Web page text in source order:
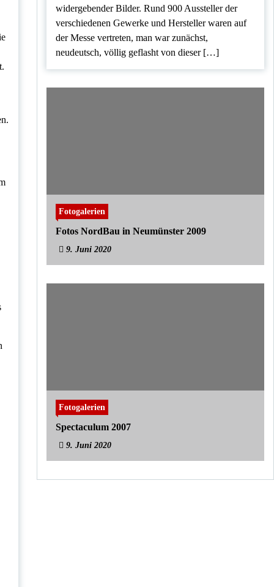
widergebender Bilder. Rund 900 Aussteller der
verschiedenen Gewerke und Hersteller waren auf
der Messe vertreten, man war zunächst,
neudeutsch, völlig geflasht von dieser […]
Fotogalerien
Fotos NordBau in Neumünster 2009
9. Juni 2020
Fotogalerien
Spectaculum 2007
9. Juni 2020